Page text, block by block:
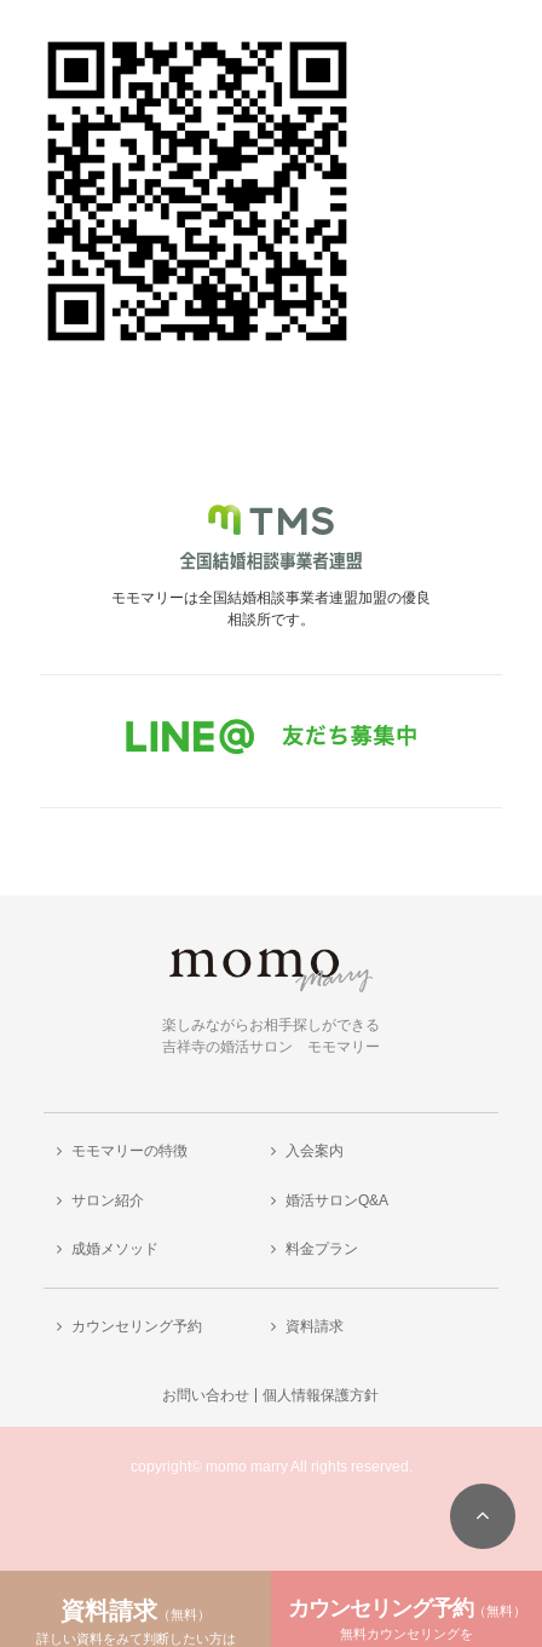
資料請求 （無料）
詳しい資料をみて判断したい方は
カウンセリング予約 （無料）
無料カウンセリングを
モモマリーは全国結婚相談事業者連盟加盟の優良
相談所です。
楽しみながらお相手探しができる
吉祥寺の婚活サロン モモマリー
モモマリーの特徴 入会案内
サロン紹介 婚活サロンQ&A
成婚メソッド 料金プラン
カウンセリング予約 資料請求
お問い合わせ 個人情報保護方針
copyright© momo marry All rights reserved.